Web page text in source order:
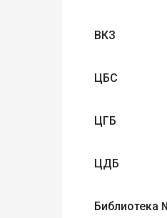
ВКЗ
ЦБС
ЦГБ
ЦДБ
Библиотека